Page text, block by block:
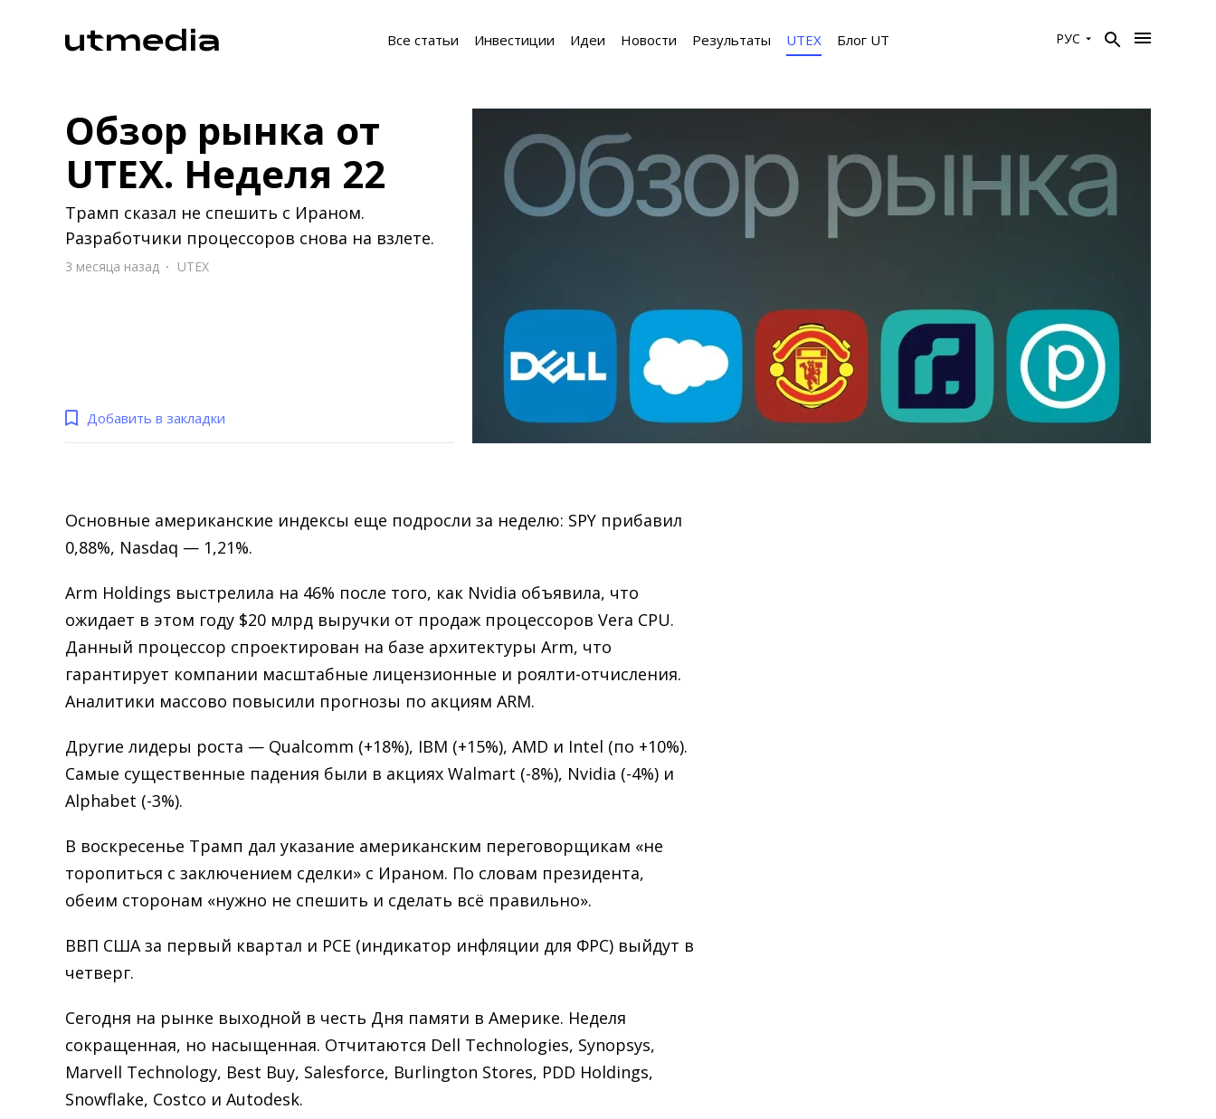
Все статьи Инвестиции Идеи Новости Результаты UTEX Блог UT РУС
Обзор рынка от
UTEX. Неделя 22
Трамп сказал не спешить с Ираном.
Разработчики процессоров снова на взлете.
3 месяца назад UTEX
Добавить в закладки
Основные американские индексы еще подросли за неделю: SPY прибавил
0,88%, Nasdaq — 1,21%.
Arm Holdings выстрелила на 46% после того, как Nvidia объявила, что
ожидает в этом году $20 млрд выручки от продаж процессоров Vera CPU.
Данный процессор спроектирован на базе архитектуры Arm, что
гарантирует компании масштабные лицензионные и роялти-отчисления.
Аналитики массово повысили прогнозы по акциям ARM.
Другие лидеры роста — Qualcomm (+18%), IBM (+15%), AMD и Intel (по +10%).
Самые существенные падения были в акциях Walmart (-8%), Nvidia (-4%) и
Alphabet (-3%).
В воскресенье Трамп дал указание американским переговорщикам «не
торопиться с заключением сделки» с Ираном. По словам президента,
обеим сторонам «нужно не спешить и сделать всё правильно».
ВВП США за первый квартал и PCE (индикатор инфляции для ФРС) выйдут в
четверг.
Сегодня на рынке выходной в честь Дня памяти в Америке. Неделя
сокращенная, но насыщенная. Отчитаются Dell Technologies, Synopsys,
Marvell Technology, Best Buy, Salesforce, Burlington Stores, PDD Holdings,
Snowflake, Costco и Autodesk.